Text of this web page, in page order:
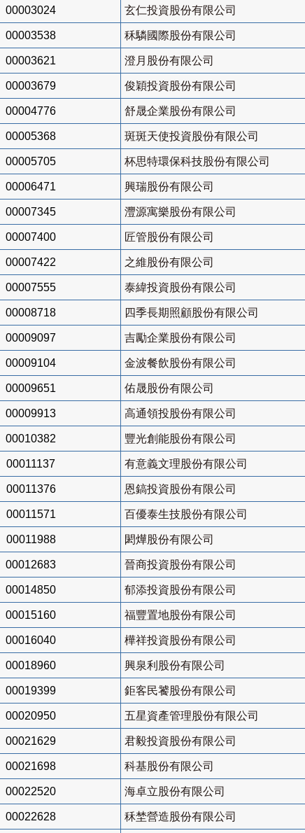
00003024 玄仁投資股份有限公司
00003538 秝驎國際股份有限公司
00003621 澄月股份有限公司
00003679 俊穎投資股份有限公司
00004776 舒晟企業股份有限公司
00005368 斑斑天使投資股份有限公司
00005705 杯思特環保科技股份有限公司
00006471 興瑞股份有限公司
00007345 灃源寓樂股份有限公司
00007400 匠管股份有限公司
00007422 之維股份有限公司
00007555 泰緯投資股份有限公司
00008718 四季長期照顧股份有限公司
00009097 吉勵企業股份有限公司
00009104 金波餐飲股份有限公司
00009651 佑晟股份有限公司
00009913 高通領投股份有限公司
00010382 豐光創能股份有限公司
00011137 有意義文理股份有限公司
00011376 恩鎬投資股份有限公司
00011571 百優泰生技股份有限公司
00011988 閎燁股份有限公司
00012683 晉商投資股份有限公司
00014850 郁添投資股份有限公司
00015160 福豐置地股份有限公司
00016040 樺祥投資股份有限公司
00018960 興泉利股份有限公司
00019399 鉅客民饕股份有限公司
00020950 五星資產管理股份有限公司
00021629 君毅投資股份有限公司
00021698 科基股份有限公司
00022520 海卓立股份有限公司
00022628 秝埜營造股份有限公司